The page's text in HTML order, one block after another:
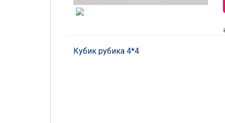
Кубик рубика 4*4